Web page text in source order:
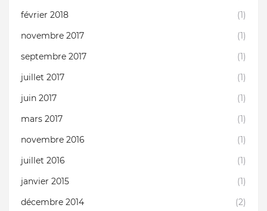
février 2018
(1)
novembre 2017
(1)
septembre 2017
(1)
juillet 2017
(1)
juin 2017
(1)
mars 2017
(1)
novembre 2016
(1)
juillet 2016
(1)
janvier 2015
(1)
décembre 2014
(2)